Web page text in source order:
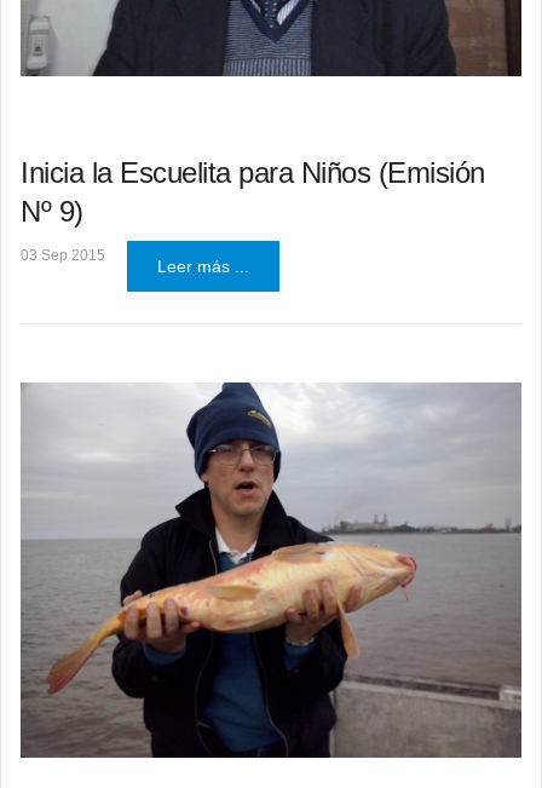
Inicia la Escuelita para Niños (Emisión
Nº 9)
03 Sep 2015
Leer más ...